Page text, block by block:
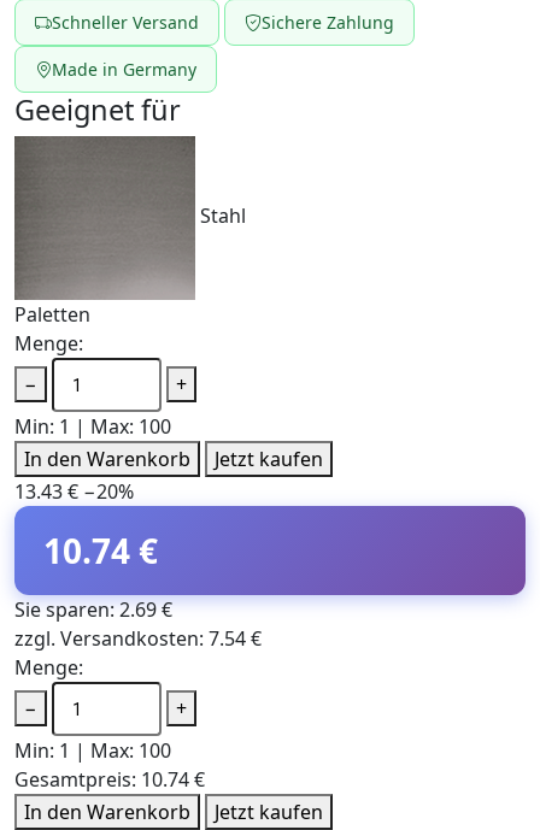
Schneller Versand Sichere Zahlung
Made in Germany
Geeignet für
Stahl
Paletten
Menge:
−
+
Min: 1 | Max: 100
In den Warenkorb
Jetzt kaufen
13.43 € −20%
10.74 €
Sie sparen: 2.69 €
zzgl. Versandkosten: 7.54 €
Menge:
−
+
Min: 1 | Max: 100
Gesamtpreis: 10.74 €
In den Warenkorb
Jetzt kaufen